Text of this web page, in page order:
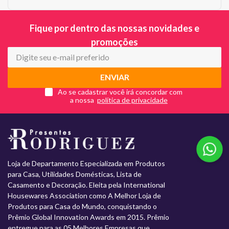
Fique por dentro das nossas novidades e
promoções
ENVIAR
Ao se cadastrar você irá concordar com
a nossa
Loja de Departamento Especializada em Produtos
para Casa, Utilidades Domésticas, Lista de
Casamento e Decoração. Eleita pela International
Housewares Association como A Melhor Loja de
Produtos para Casa do Mundo, conquistando o
Prêmio Global Innovation Awards em 2015. Prêmio